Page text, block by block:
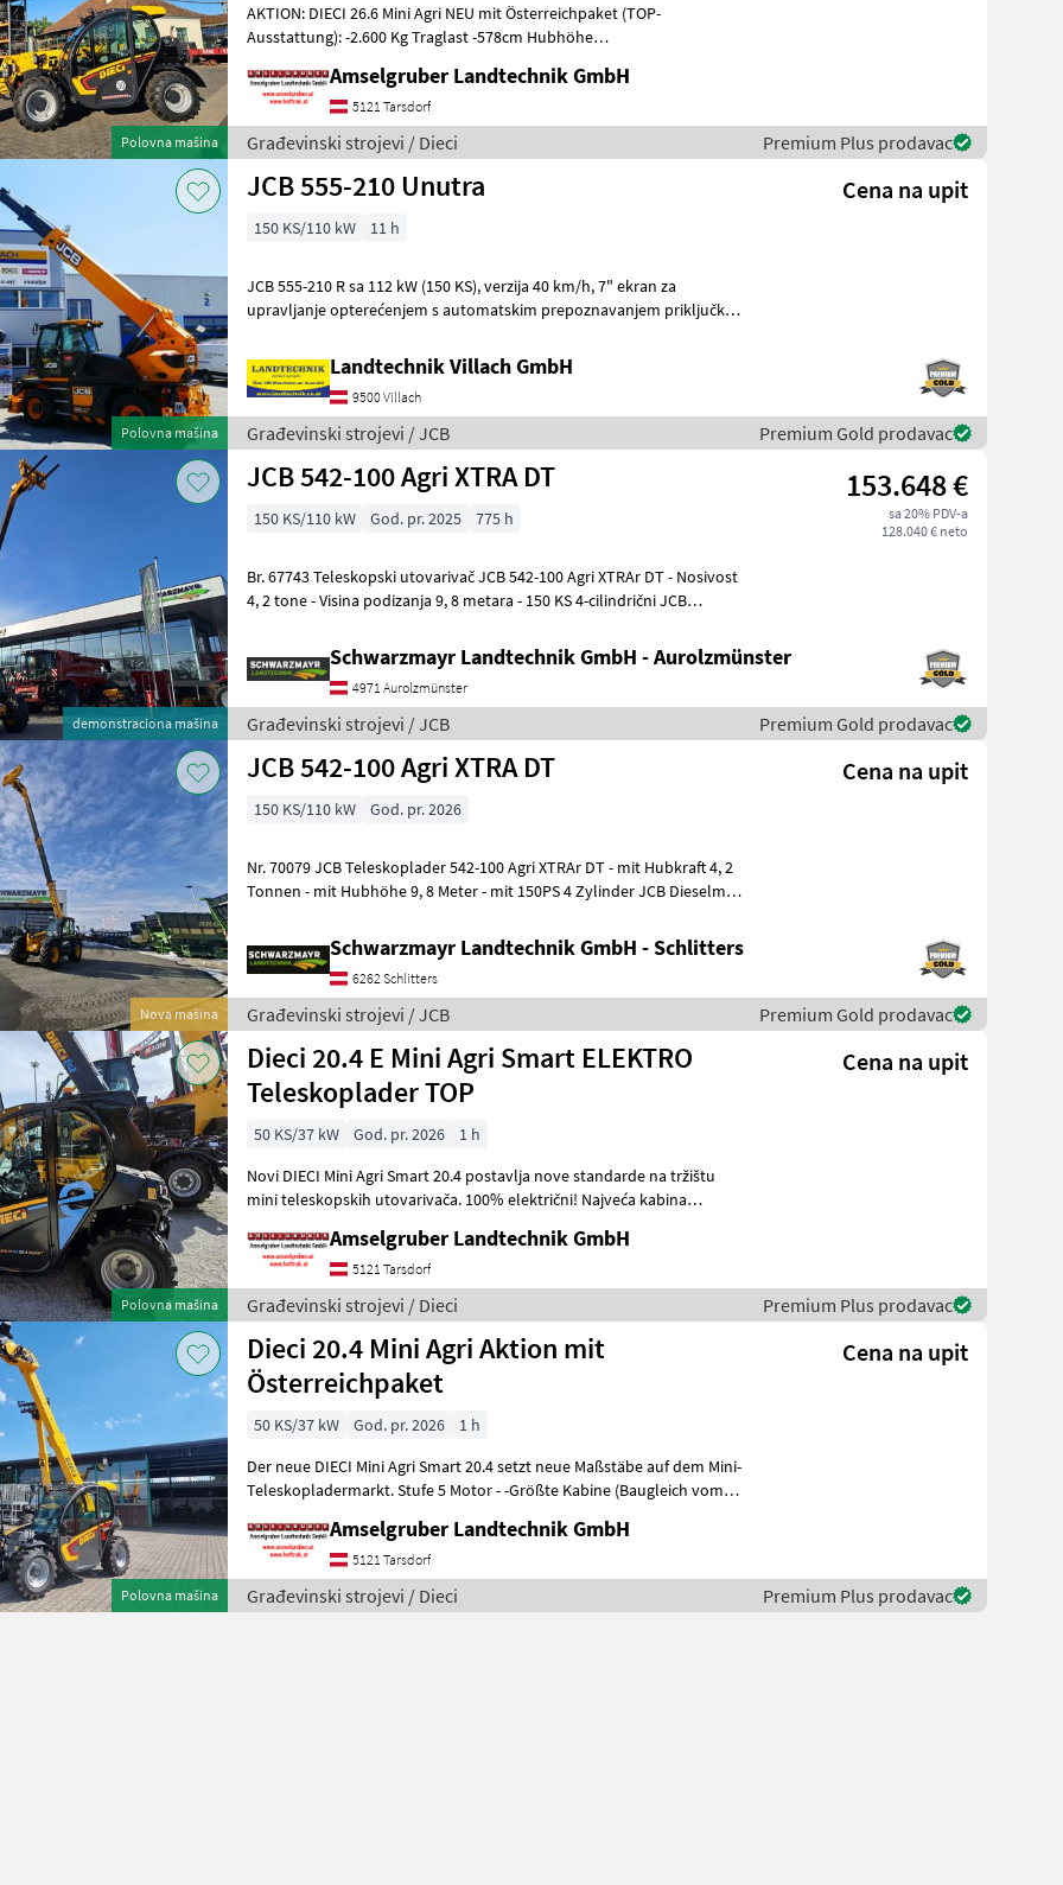
Polovna mašina
AKTION: DIECI 26.6 Mini Agri NEU mit Österreichpaket (TOP-
Ausstattung): -2.600 Kg Traglast -578cm Hubhöhe
Amselgruber Landtechnik GmbH
5121 Tarsdorf
Građevinski strojevi / Dieci Premium Plus prodavac
Polovna mašina
JCB 555-210 Unutra Cena na upit
150 KS/110 kW 11 h
JCB 555-210 R sa 112 kW (150 KS), verzija 40 km/h, 7" ekran za
upravljanje opterećenjem s automatskim prepoznavanjem priključka,
Landtechnik Villach GmbH
9500 Villach
Građevinski strojevi / JCB Premium Gold prodavac
demonstraciona mašina
JCB 542-100 Agri XTRA DT 153.648 €
sa 20% PDV-a
128.040 € neto
150 KS/110 kW God. pr. 2025 775 h
Br. 67743 Teleskopski utovarivač JCB 542-100 Agri XTRAr DT - Nosivost
4, 2 tone - Visina podizanja 9, 8 metara - 150 KS 4-cilindrični JCB
Schwarzmayr Landtechnik GmbH - Aurolzmünster
4971 Aurolzmünster
Građevinski strojevi / JCB Premium Gold prodavac
Nova mašina
JCB 542-100 Agri XTRA DT Cena na upit
150 KS/110 kW God. pr. 2026
Nr. 70079 JCB Teleskoplader 542-100 Agri XTRAr DT - mit Hubkraft 4, 2
Tonnen - mit Hubhöhe 9, 8 Meter - mit 150PS 4 Zylinder JCB Dieselmax
Schwarzmayr Landtechnik GmbH - Schlitters
6262 Schlitters
Građevinski strojevi / JCB Premium Gold prodavac
Polovna mašina
Dieci 20.4 E Mini Agri Smart ELEKTRO
Teleskoplader TOP
Cena na upit
50 KS/37 kW God. pr. 2026
1 h
Novi DIECI Mini Agri Smart 20.4 postavlja nove standarde na tržištu
mini teleskopskih utovarivača. 100% električni! Najveća kabina
Amselgruber Landtechnik GmbH
5121 Tarsdorf
Građevinski strojevi / Dieci Premium Plus prodavac
Polovna mašina
Dieci 20.4 Mini Agri Aktion mit
Österreichpaket
Cena na upit
50 KS/37 kW God. pr. 2026
1 h
Der neue DIECI Mini Agri Smart 20.4 setzt neue Maßstäbe auf dem Mini-
Teleskopladermarkt. Stufe 5 Motor - -Größte Kabine (Baugleich vom
Amselgruber Landtechnik GmbH
5121 Tarsdorf
Građevinski strojevi / Dieci Premium Plus prodavac